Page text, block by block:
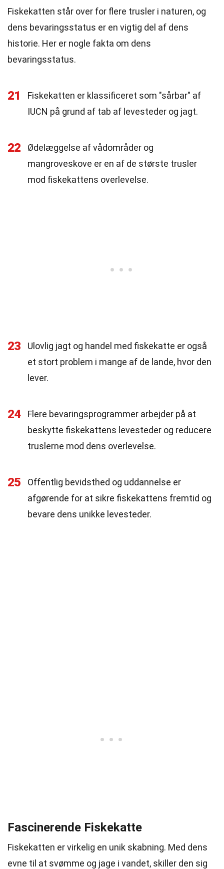
Fiskekatten står over for flere trusler i naturen, og
dens bevaringsstatus er en vigtig del af dens
historie. Her er nogle fakta om dens
bevaringsstatus.
21
Fiskekatten er klassificeret som "sårbar" af
IUCN på grund af tab af levesteder og jagt.
22
Ødelæggelse af vådområder og
mangroveskove er en af de største trusler
mod fiskekattens overlevelse.
23
Ulovlig jagt og handel med fiskekatte er også
et stort problem i mange af de lande, hvor den
lever.
24
Flere bevaringsprogrammer arbejder på at
beskytte fiskekattens levesteder og reducere
truslerne mod dens overlevelse.
25
Offentlig bevidsthed og uddannelse er
afgørende for at sikre fiskekattens fremtid og
bevare dens unikke levesteder.
Fascinerende Fiskekatte
Fiskekatten er virkelig en unik skabning. Med dens
evne til at svømme og jage i vandet, skiller den sig